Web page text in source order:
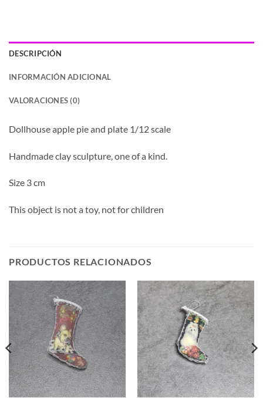
DESCRIPCIÓN
INFORMACIÓN ADICIONAL
VALORACIONES (0)
Dollhouse apple pie and plate 1/12 scale
Handmade clay sculpture, one of a kind.
Size 3 cm
This object is not a toy, not for children
PRODUCTOS RELACIONADOS